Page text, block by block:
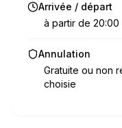
Arrivée / départ
à partir de 20:00
Annulation
Gratuite ou non
choisie